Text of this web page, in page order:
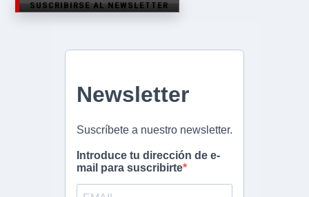
SUSCRIBIRSE AL NEWSLETTER